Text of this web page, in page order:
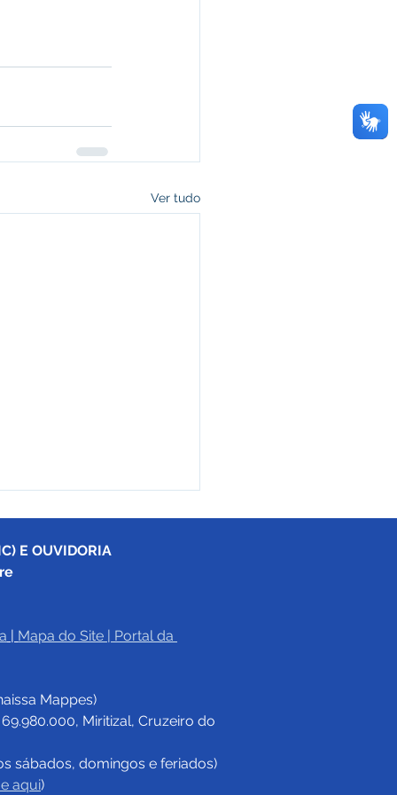
Ver tudo
E OUVIDORIA
Mapa do Site
Portal da
Mappes)
Miritizal, Cruzeiro do
sábados, domingos e feriados)
aqui)